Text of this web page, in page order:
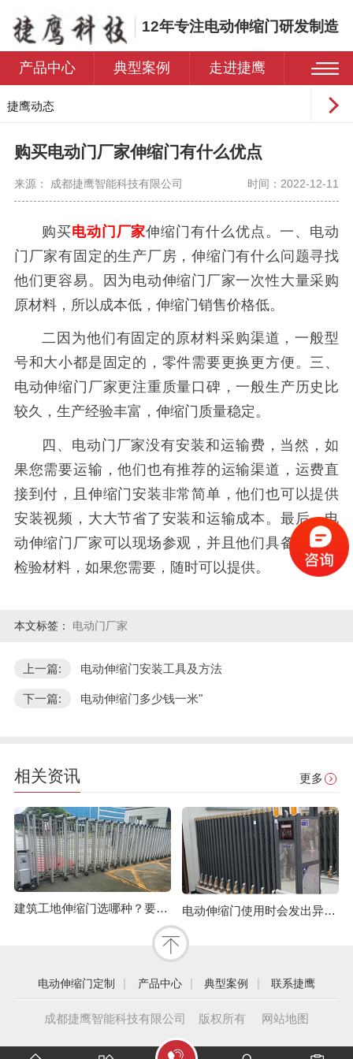
12年专注电动伸缩门研发制造
产品中心 典型案例 走进捷鹰
捷鹰动态
购买电动门厂家伸缩门有什么优点
来源： 成都捷鹰智能科技有限公司 时间：2022-12-11
购买电动门厂家伸缩门有什么优点。一、电动
门厂家有固定的生产厂房，伸缩门有什么问题寻找
他们更容易。因为电动伸缩门厂家一次性大量采购
原材料，所以成本低，伸缩门销售价格低。
二因为他们有固定的原材料采购渠道，一般型
号和大小都是固定的，零件需要更换更方便。三、
电动伸缩门厂家更注重质量口碑，一般生产历史比
较久，生产经验丰富，伸缩门质量稳定。
四、电动门厂家没有安装和运输费，当然，如
果您需要运输，他们也有推荐的运输渠道，运费直
接到付，且伸缩门安装非常简单，他们也可以提供
安装视频，大大节省了安装和运输成本。最后，电
动伸缩门厂家可以现场参观，并且他们具备完备的
检验材料，如果您需要，随时可以提供。
本文标签： 电动门厂家
上一篇: 电动伸缩门安装工具及方法
下一篇: 电动伸缩门多少钱一米"
相关资讯 更多
建筑工地伸缩门选哪种？要注意哪些？ 电动伸缩门使用时会发出异响怎么办？
电动伸缩门定制 | 产品中心 | 典型案例 | 联系捷鹰
成都捷鹰智能科技有限公司 版权所有 网站地图